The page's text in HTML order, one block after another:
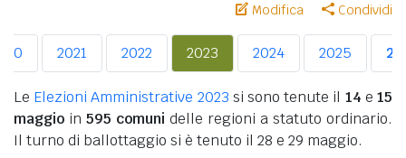
Modifica Condividi
2021 2022 2023 2024 2025
Le Elezioni Amministrative 2023 si sono tenute il 14 e15
maggio in 595 comuni delle regioni a statuto ordinario.
Il turno di ballottaggio si è tenuto il 28 e 29 maggio.